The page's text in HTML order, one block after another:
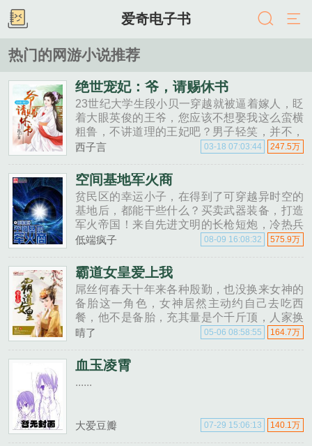
爱奇电子书
热门的网游小说推荐
绝世宠妃：爷，请赐休书
23世纪大学生段小贝一穿越就被逼着嫁人，眨
着大眼英俊的王爷，您应该不想娶我这么蛮横
粗鲁，不讲道理的王妃吧？男子轻笑，并不，
本王很愿意。段小贝炸毛，你想娶，可是宝宝
爷催婚，段小贝悲愤的......
西子言 247.5万
03-18 07:03:44
空间基地军火商
贫民区的幸运小子，在得到了可穿越异时空的
基地后，都能干些什么？买卖武器装备，打造
军火帝国！来自先进文明的长枪短炮，冷热兵
器，先来先得！梦幻战车激光轨道炮，太空战
低端疯子 575.9万
08-09 16:08:32
霸道女皇爱上我
屌丝何春天十年来各种殷勤，也没换来女神的
备胎这一角色，女神居然主动约自己去吃西
餐，他不是备胎，充其量是个千斤顶，人家换
备胎的时候才能想起他。更奇葩的是出门掉下
汉子统统爱上他，他立志成为大国土豪......
晴了 164.7万
05-06 08:58:55
血玉凌霄
......
大爱豆瓣 140.1万
07-29 15:06:13